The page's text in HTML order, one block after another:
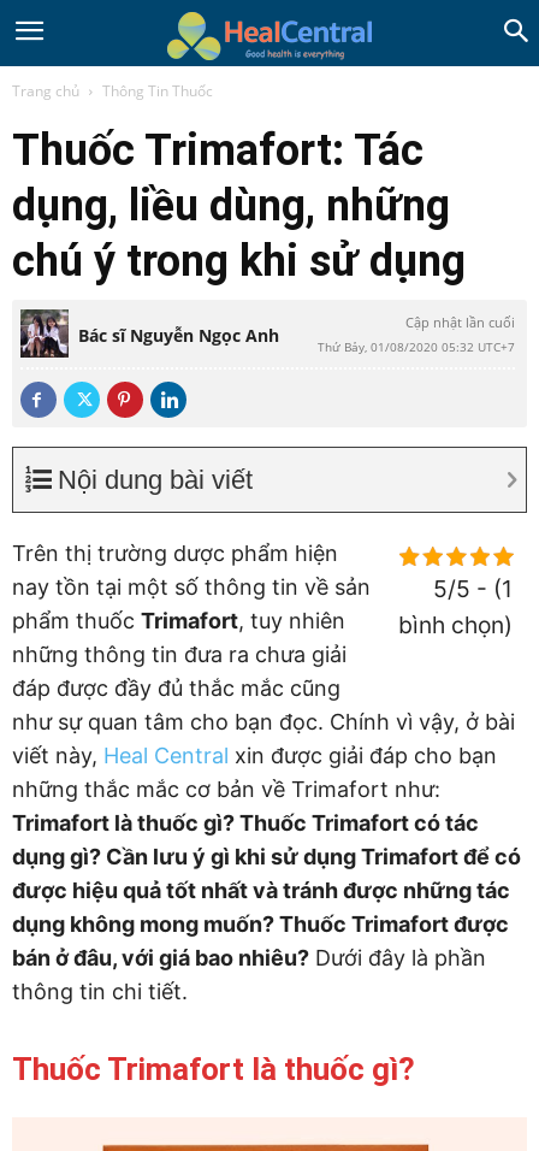
Trang chủ Thông Tin Thuốc
Thuốc Trimafort: Tác
dụng, liều dùng, những
chú ý trong khi sử dụng
Bác sĩ Nguyễn Ngọc Anh
Cập nhật lần cuối
Thứ Bảy, 01/08/2020 05:32 UTC+7
Nội dung bài viết
5/5 - (1
bình chọn)
Trên thị trường dược phẩm hiện
nay tồn tại một số thông tin về sản
phẩm thuốc Trimafort, tuy nhiên
những thông tin đưa ra chưa giải
đáp được đầy đủ thắc mắc cũng
như sự quan tâm cho bạn đọc. Chính vì vậy, ở bài
viết này, Heal Central xin được giải đáp cho bạn
những thắc mắc cơ bản về Trimafort như:
Trimafort là thuốc gì? Thuốc Trimafort có tác
dụng gì? Cần lưu ý gì khi sử dụng Trimafort để có
được hiệu quả tốt nhất và tránh được những tác
dụng không mong muốn? Thuốc Trimafort được
bán ở đâu, với giá bao nhiêu? Dưới đây là phần
thông tin chi tiết.
Thuốc Trimafort là thuốc gì?